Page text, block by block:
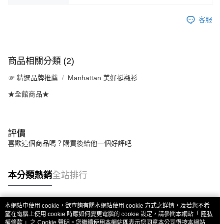
客服
商品相關分類 (2)
☞ 精選品牌推薦 Manhattan 美好挺襯衫
★全館商品★
評價
喜歡這個商品嗎？購買後給他一個好評吧
本分類熱銷全站排行
熱門標籤
本網站中使用 cookie，欲查詢有關本網站使用 cookie 方式之詳情，及若您不希
望在電腦上使用 cookie 時應如何變更電腦的 cookie 設定，請參閱本網站「 隱私
權條款 」之 Cookie 聲明。您繼續使用本網站即表示您同意本公司得按本網站使